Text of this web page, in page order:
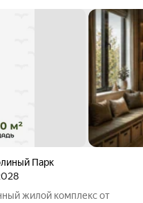
Парк
жилой комплекс от